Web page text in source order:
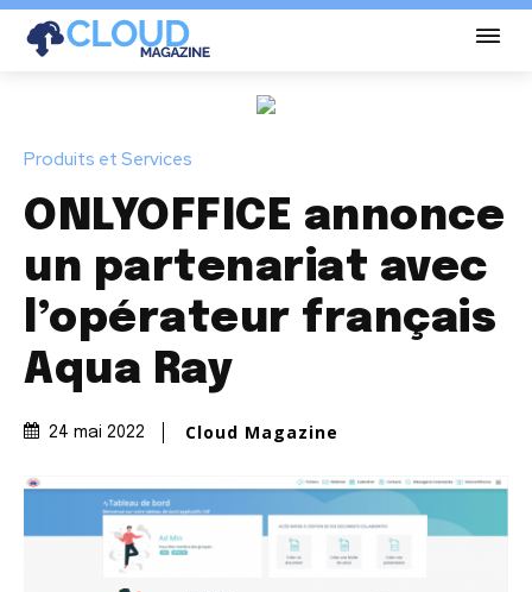
Produits et Services
ONLYOFFICE annonce
un partenariat avec
l’opérateur français
Aqua Ray
24 mai 2022 Cloud Magazine